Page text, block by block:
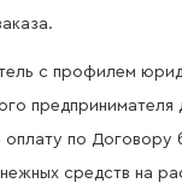
с профилем
предпринимателя
оплату по Договору
средств на